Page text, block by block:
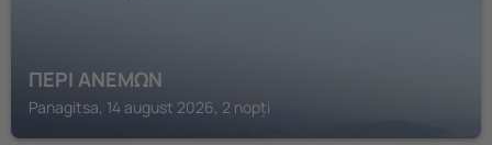
ΠΕΡΙ ΑΝΕΜΩΝ
Panagitsa, 14 august 2026, 2 nopți